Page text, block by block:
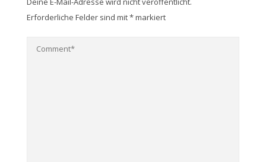
Erforderliche Felder sind mit*markiert